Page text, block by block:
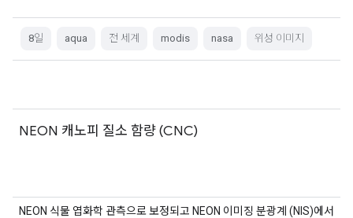
8일 aqua 전 세계 modis nasa 위성 이미지
NEON 캐노피 질소 함량 (CNC)
NEON 식물 엽화학 관측으로 보정되고 NEON 이미징 분광계 (NIS)에서